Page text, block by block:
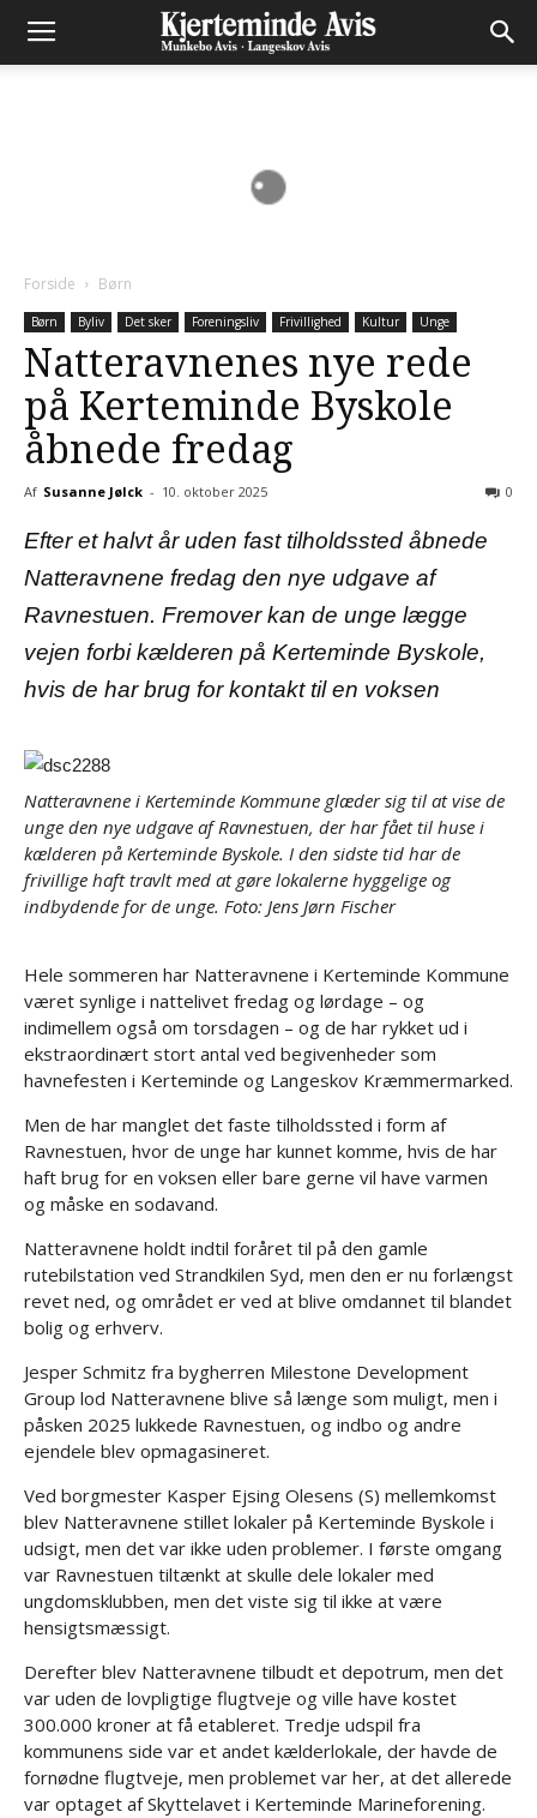
Forside Børn
Børn Byliv Det sker Foreningsliv Frivillighed Kultur Unge
Natteravnenes nye rede
på Kerteminde Byskole
åbnede fredag
Af Susanne Jølck - 10. oktober 2025 0
Efter et halvt år uden fast tilholdssted åbnede
Natteravnene fredag den nye udgave af
Ravnestuen. Fremover kan de unge lægge
vejen forbi kælderen på Kerteminde Byskole,
hvis de har brug for kontakt til en voksen
Natteravnene i Kerteminde Kommune glæder sig til at vise de
unge den nye udgave af Ravnestuen, der har fået til huse i
kælderen på Kerteminde Byskole. I den sidste tid har de
frivillige haft travlt med at gøre lokalerne hyggelige og
indbydende for de unge. Foto: Jens Jørn Fischer
Hele sommeren har Natteravnene i Kerteminde Kommune
været synlige i nattelivet fredag og lørdage – og
indimellem også om torsdagen – og de har rykket ud i
ekstraordinært stort antal ved begivenheder som
havnefesten i Kerteminde og Langeskov Kræmmermarked.
Men de har manglet det faste tilholdssted i form af
Ravnestuen, hvor de unge har kunnet komme, hvis de har
haft brug for en voksen eller bare gerne vil have varmen
og måske en sodavand.
Natteravnene holdt indtil foråret til på den gamle
rutebilstation ved Strandkilen Syd, men den er nu forlængst
revet ned, og området er ved at blive omdannet til blandet
bolig og erhverv.
Jesper Schmitz fra bygherren Milestone Development
Group lod Natteravnene blive så længe som muligt, men i
påsken 2025 lukkede Ravnestuen, og indbo og andre
ejendele blev opmagasineret.
Ved borgmester Kasper Ejsing Olesens (S) mellemkomst
blev Natteravnene stillet lokaler på Kerteminde Byskole i
udsigt, men det var ikke uden problemer. I første omgang
var Ravnestuen tiltænkt at skulle dele lokaler med
ungdomsklubben, men det viste sig til ikke at være
hensigtsmæssigt.
Derefter blev Natteravnene tilbudt et depotrum, men det
var uden de lovpligtige flugtveje og ville have kostet
300.000 kroner at få etableret. Tredje udspil fra
kommunens side var et andet kælderlokale, der havde de
fornødne flugtveje, men problemet var her, at det allerede
var optaget af Skyttelavet i Kerteminde Marineforening.